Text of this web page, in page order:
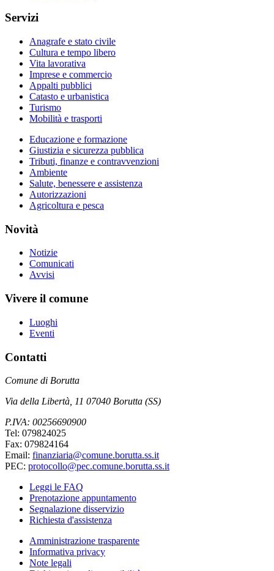
Servizi
Anagrafe e stato civile
Cultura e tempo libero
Vita lavorativa
Imprese e commercio
Appalti pubblici
Catasto e urbanistica
Turismo
Mobilità e trasporti
Educazione e formazione
Giustizia e sicurezza pubblica
Tributi, finanze e contravvenzioni
Ambiente
Salute, benessere e assistenza
Autorizzazioni
Agricoltura e pesca
Novità
Notizie
Comunicati
Avvisi
Vivere il comune
Luoghi
Eventi
Contatti
Comune di Borutta
Via della Libertà, 11 07040 Borutta (SS)
P.IVA: 00256690900
Tel: 079824025
Fax: 079824164
Email: finanziaria@comune.borutta.ss.it
PEC: protocollo@pec.comune.borutta.ss.it
Leggi le FAQ
Prenotazione appuntamento
Segnalazione disservizio
Richiesta d'assistenza
Amministrazione trasparente
Informativa privacy
Note legali